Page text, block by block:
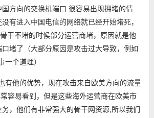
方向的交换机端口 很容易出现拥堵的情
有进入中国电信的网络就已经开始堵死，
干不堵的时候部分运营商堵，原因就是他
堵了（大部分原因是攻击过大导致，例如
一个道理）
有他的优势，现在攻击来自欧美方向的流量
容易看到，但是这些海外运营商在欧美市
，他们有非常强大的骨干网资源,所以我们